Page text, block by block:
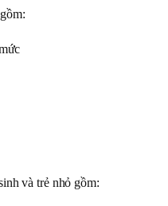
và trẻ nhỏ gồm: